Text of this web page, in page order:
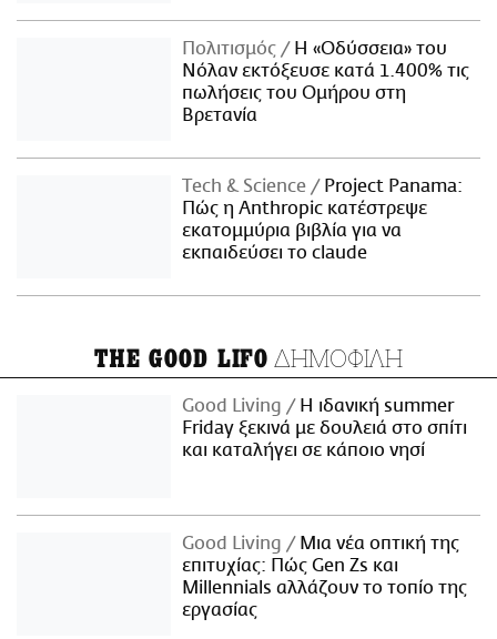
Πολιτισμός
Η «Οδύσσεια» του
Νόλαν εκτόξευσε κατά 1.400% τις
πωλήσεις του Ομήρου στη
Βρετανία
Τech & Science
Project Panama:
Πώς η Anthropic κατέστρεψε
εκατομμύρια βιβλία για να
εκπαιδεύσει το claude
THE GOOD LIFO ΔΗΜΟΦΙΛΗ
Good Living
Η ιδανική summer
Friday ξεκινά με δουλειά στο σπίτι
και καταλήγει σε κάποιο νησί
Good Living
Μια νέα οπτική της
επιτυχίας: Πώς Gen Zs και
Millennials αλλάζουν το τοπίο της
εργασίας